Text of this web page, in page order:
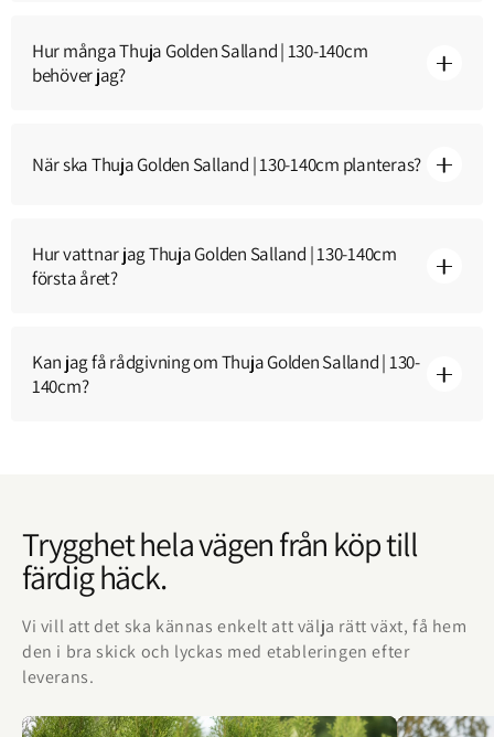
Hur många Thuja Golden Salland | 130-140cm
behöver jag?
När ska Thuja Golden Salland | 130-140cm planteras?
Hur vattnar jag Thuja Golden Salland | 130-140cm
första året?
Kan jag få rådgivning om Thuja Golden Salland | 130-
140cm?
Trygghet hela vägen från köp till
färdig häck.
Vi vill att det ska kännas enkelt att välja rätt växt, få hem
den i bra skick och lyckas med etableringen efter
leverans.